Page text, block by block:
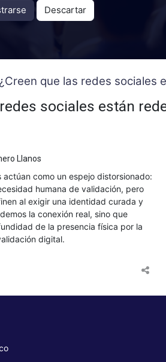
Descartar
que las redes
sociales están
Llanos
actúan como un espejo distorsionado:
humana de validación, pero
al exigir una identidad curada y
la conexión real, sino que
de la presencia física por la
digital.